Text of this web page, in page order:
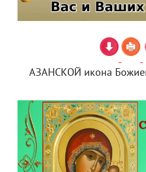
АЗАНСКОЙ икона